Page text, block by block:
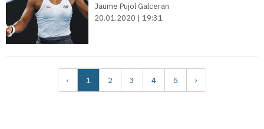
Jaume Pujol Galceran
20.01.2020 | 19:31
‹ 1 2 3 4 5 ›